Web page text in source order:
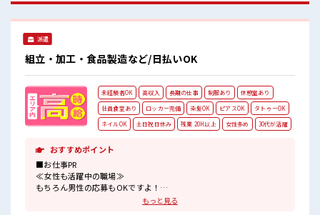
過ぎなければOKだから、 モチベーションもUP！ 仕事の合間
の息抜きは休憩室で♪
派遣
組立・加工・食品製造など/日払いOK
未経験者OK 高収入 長期の仕事 制服あり
休憩室あり
社員食堂あり
ロッカー完備 染髪OK ピアスOK
タトゥーOK
ネイルOK
土日祝日休み 残業 20H以上 女性多め 30代が活躍
おすすめポイント
■お仕事PR
≪女性も活躍中の職場≫
もちろん男性の応募もOKですよ！
もっと見る